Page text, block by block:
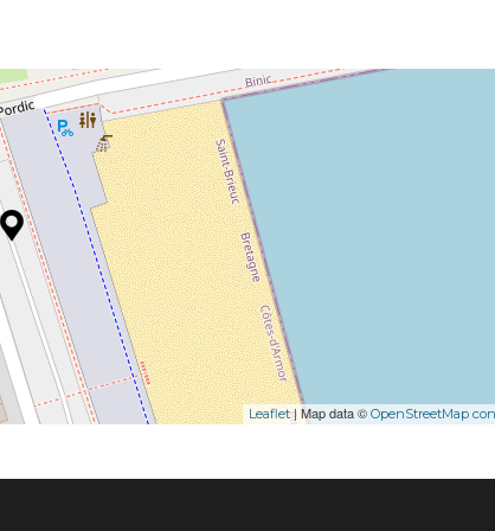
Leaflet| Map data © OpenStreetMap